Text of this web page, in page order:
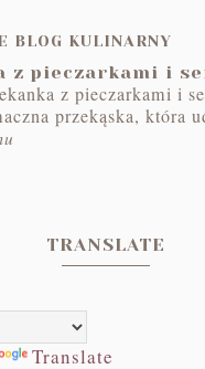
BLOG KULINARNY
z pieczarkami i
z pieczarkami i
przekąska, która
TRANSLATE
Translate